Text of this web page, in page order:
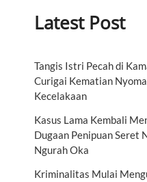
Latest Post
Tangis Istri Pecah di
Curigai Kematian
Kecelakaan
Kasus Lama Kembali
Dugaan Penipuan Seret
Ngurah Oka
Kriminalitas Mulai